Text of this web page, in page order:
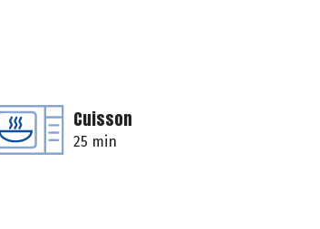
Cuisson
25 min